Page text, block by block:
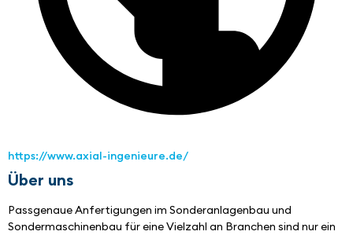
https://www.axial-ingenieure.de/
Über uns
Passgenaue Anfertigungen im Sonderanlagenbau und
Sondermaschinenbau für eine Vielzahl an Branchen sind nur ein